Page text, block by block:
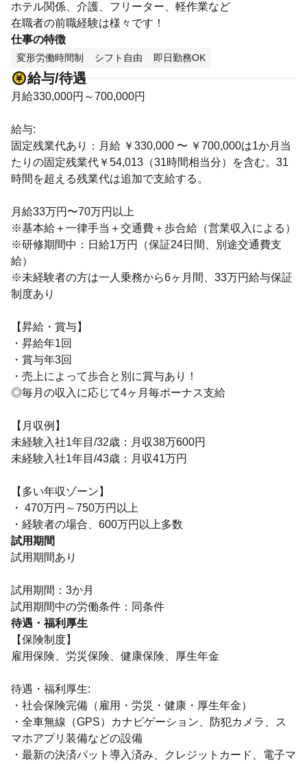
ホテル関係、介護、フリーター、軽作業など
在職者の前職経験は様々です！
仕事の特徴
変形労働時間制 シフト自由 即日勤務OK
給与/待遇
月給330,000円～700,000円
給与:
固定残業代あり：月給 ￥330,000 〜 ￥700,000は1か月当
たりの固定残業代￥54,013（31時間相当分）を含む。31
時間を超える残業代は追加で支給する。
月給33万円〜70万円以上
※基本給＋一律手当＋交通費＋歩合給（営業収入による）
※研修期間中：日給1万円（保証24日間、別途交通費支
給）
※未経験者の方は一人乗務から6ヶ月間、33万円給与保証
制度あり
【昇給・賞与】
・昇給年1回
・賞与年3回
・売上によって歩合と別に賞与あり！
◎毎月の収入に応じて4ヶ月毎ボーナス支給
【月収例】
未経験入社1年目/32歳：月収38万600円
未経験入社1年目/43歳：月収41万円
【多い年収ゾーン】
・ 470万円～750万円以上
・経験者の場合、600万円以上多数
試用期間
試用期間あり
試用期間：3か月
試用期間中の労働条件：同条件
待遇・福利厚生
【保険制度】
雇用保険、労災保険、健康保険、厚生年金
待遇・福利厚生:
・社会保険完備（雇用・労災・健康・厚生年金）
・全車無線（GPS）カナビゲーション、防犯カメラ、ス
マホアプリ装備などの設備
・最新の決済パット導入済み、クレジットカード、電子マ